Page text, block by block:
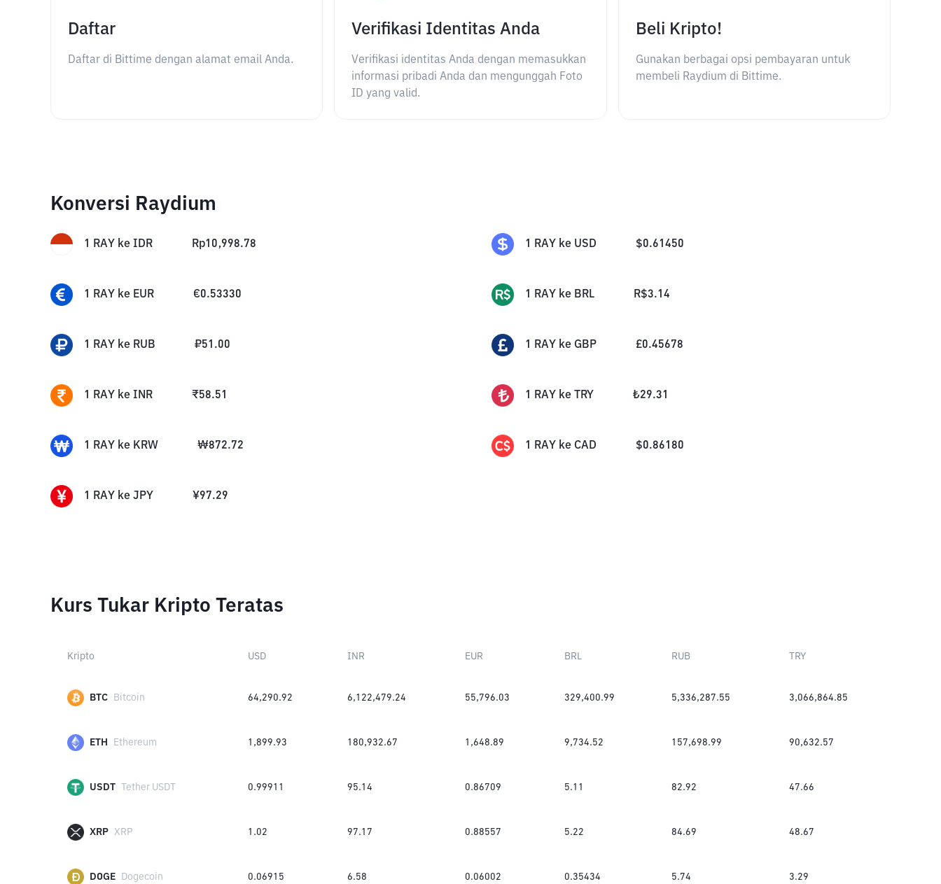
Daftar
Daftar di Bittime dengan alamat email Anda.
Verifikasi Identitas Anda
Verifikasi identitas Anda dengan memasukkan
informasi pribadi Anda dan mengunggah Foto
ID yang valid.
Beli Kripto!
Gunakan berbagai opsi pembayaran untuk
membeli Raydium di Bittime.
Konversi Raydium
1 RAY ke IDR Rp10,998.78 1 RAY ke USD $0.61450
1 RAY ke EUR €0.53330 1 RAY ke BRL R$3.14
1 RAY ke RUB ₽51.00 1 RAY ke GBP £0.45678
1 RAY ke INR ₹58.51 1 RAY ke TRY ₺29.31
1 RAY ke KRW ₩872.72 1 RAY ke CAD $0.86180
1 RAY ke JPY ¥97.29
Kurs Tukar Kripto Teratas
Kripto USD INR EUR BRL RUB TRY
BTC Bitcoin 64,290.92 6,122,479.24 55,796.03 329,400.99 5,336,287.55 3,066,864.85
ETH Ethereum 1,899.93 180,932.67 1,648.89 9,734.52 157,698.99 90,632.57
USDT Tether USDT 0.99911 95.14 0.86709 5.11 82.92 47.66
XRP XRP 1.02 97.17 0.88557 5.22 84.69 48.67
DOGE Dogecoin 0.06915 6.58 0.06002 0.35434 5.74 3.29